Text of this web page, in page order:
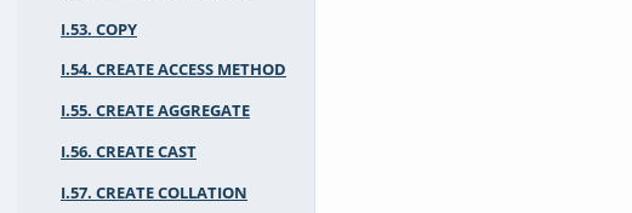
I.53. COPY
I.54. CREATE ACCESS METHOD
I.55. CREATE AGGREGATE
I.56. CREATE CAST
I.57. CREATE COLLATION